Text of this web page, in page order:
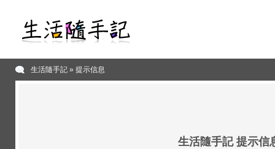
生活隨手記» 提示信息
生活隨手記 提示信